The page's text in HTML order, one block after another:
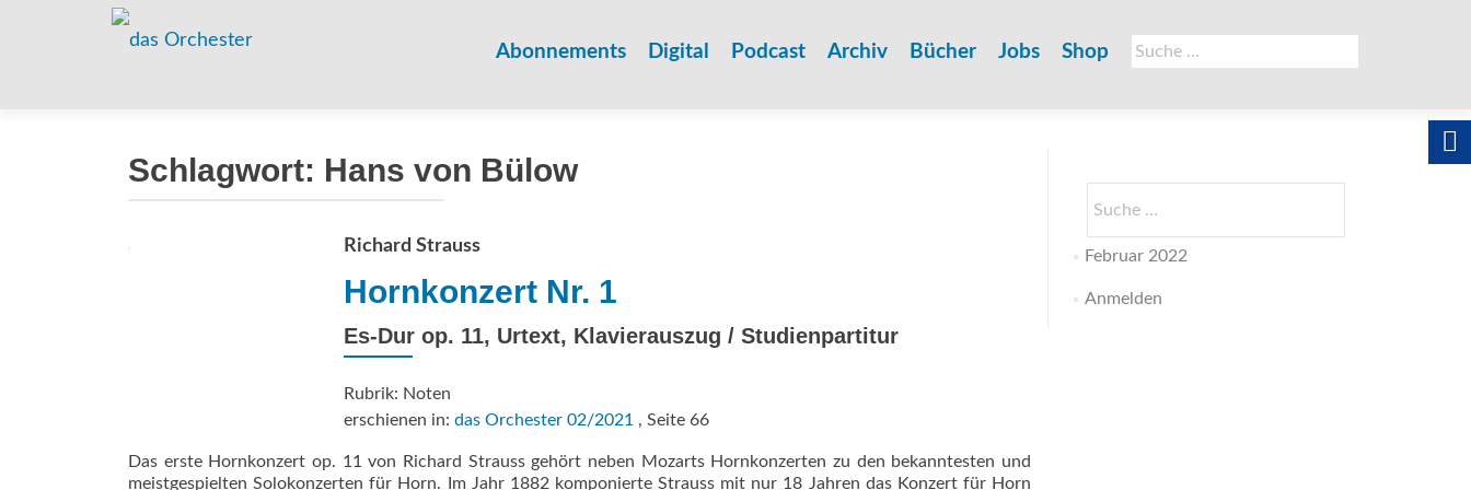
Suche
nach:
Abonnements Digital Podcast Archiv Bücher Jobs Shop
Schlagwort: Hans von Bülow
Richard Strauss
Hornkonzert Nr. 1
Es-Dur op. 11, Urtext, Klavierauszug / Studienpartitur
Rubrik: Noten
erschienen in: das Orchester 02/2021 , Seite 66
Das erste Hornkonzert op. 11 von Richard Strauss gehört neben Mozarts Hornkonzerten zu den bekanntesten und
meistgespielten Solokonzerten für Horn. Im Jahr 1882 komponierte Strauss mit nur 18 Jahren das Konzert für Horn
nach:
Februar 2022
Anmelden